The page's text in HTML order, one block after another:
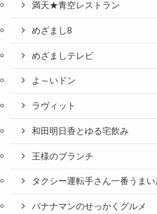
満天★青空レストラン
めざまし8
めざましテレビ
よ～いドン
ラヴィット
和田明日香とゆる宅飲み
王様のブランチ
タクシー運転手さん一番うまい
バナナマンのせっかくグルメ